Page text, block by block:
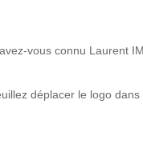
vous connu Laurent
déplacer le logo